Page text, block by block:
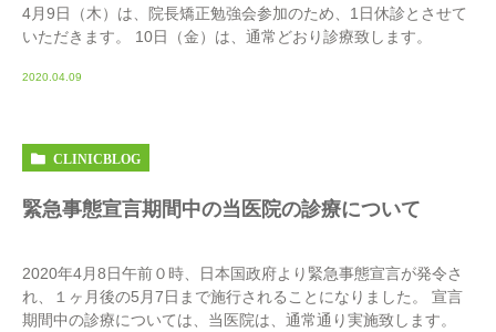
4月9日（木）は、院長矯正勉強会参加のため、1日休診とさせて
いただきます。 10日（金）は、通常どおり診療致します。
2020.04.09
CLINICBLOG
緊急事態宣言期間中の当医院の診療について
2020年4月8日午前０時、日本国政府より緊急事態宣言が発令さ
れ、１ヶ月後の5月7日まで施行されることになりました。 宣言
期間中の診療については、当医院は、通常通り実施致します。